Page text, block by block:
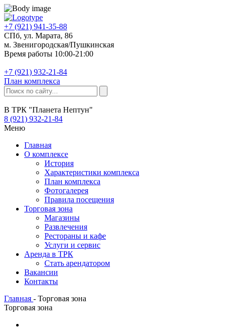
+7 (921) 941-35-88
СПб, ул. Марата, 86
м. Звенигородская/Пушкинская
Время работы 10:00-21:00
+7 (921) 932-21-84
План комплекса
В ТРК "Планета Нептун"
8 (921) 932-21-84
Меню
Главная
О комплексе
История
Характеристики комплекса
План комплекса
Фотогалерея
Правила посещения
Торговая зона
Магазины
Развлечения
Рестораны и кафе
Услуги и сервис
Аренда в ТРК
Стать арендатором
Вакансии
Контакты
Главная - Торговая зона
Торговая зона